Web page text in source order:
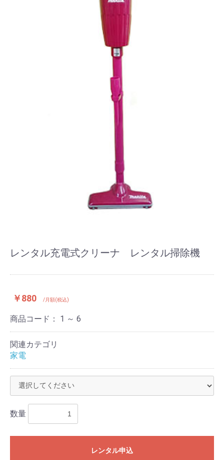
レンタル充電式クリーナ レンタル掃除機
￥880 /月額(税込)
商品コード： 1 ～ 6
関連カテゴリ
家電
数量
レンタル申込